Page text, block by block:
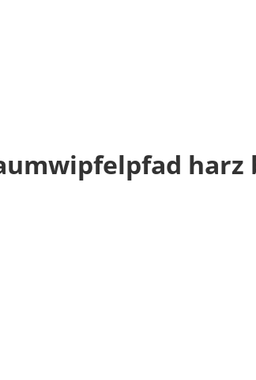
harz